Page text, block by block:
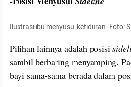
Ilustrasi ibu menyusui ketiduran. Foto:
Pilihan lainnya adalah posisi
sambil berbaring menyamping.
bayi sama-sama berada dalam